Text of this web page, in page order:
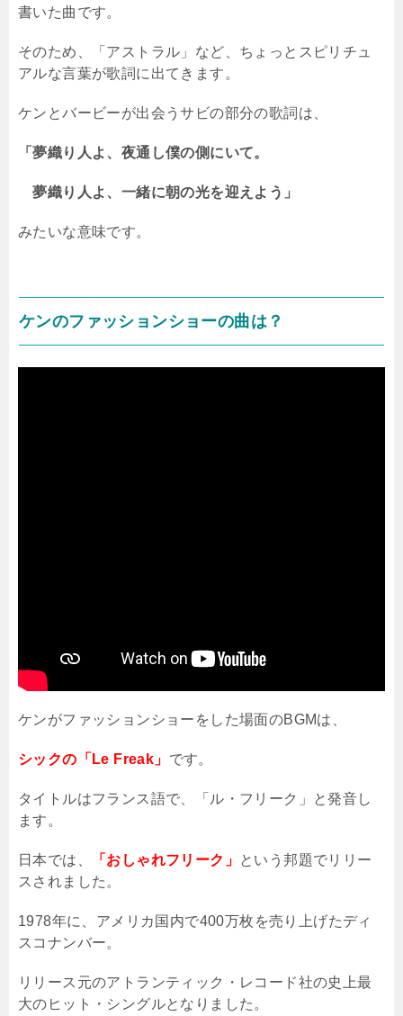
書いた曲です。
そのため、「アストラル」など、ちょっとスピリチュ
アルな言葉が歌詞に出てきます。
ケンとバービーが出会うサビの部分の歌詞は、
「夢織り人よ、夜通し僕の側にいて。
夢織り人よ、一緒に朝の光を迎えよう」
みたいな意味です。
ケンのファッションショーの曲は？
ケンがファッションショーをした場面のBGMは、
シックの「Le Freak」 です。
タイトルはフランス語で、「ル・フリーク」と発音し
ます。
日本では、 「おしゃれフリーク」 という邦題でリリー
スされました。
1978年に、アメリカ国内で400万枚を売り上げたディ
スコナンバー。
リリース元のアトランティック・レコード社の史上最
大のヒット・シングルとなりました。